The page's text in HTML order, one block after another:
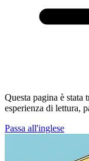
Questa pagina è stata
esperienza di lettura,
Passa all'inglese